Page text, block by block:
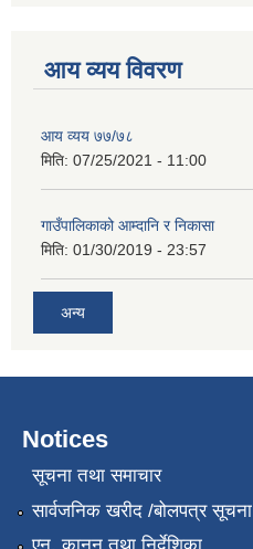
आय व्यय विवरण
आय व्यय ७७/७८
मिति: 07/25/2021 - 11:00
गाउँपालिकाको आम्दानि र निकासा
मिति: 01/30/2019 - 23:57
अन्य
Notices
सूचना तथा समाचार
सार्वजनिक खरीद /बोलपत्र सूचना